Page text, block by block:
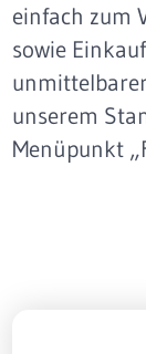
einfach zum
sowie
unserem
Menüpunkt